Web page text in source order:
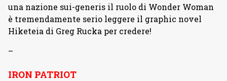
una nazione sui-generis il ruolo di Wonder Woman
è tremendamente serio leggere il graphic novel
Hiketeia di Greg Rucka per credere!
–
IRON PATRIOT